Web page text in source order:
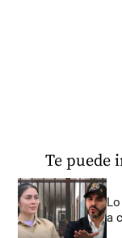
Te puede
a